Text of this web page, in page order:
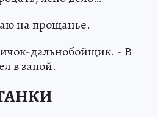
на прощанье.
дальнобойщик. - В
в запой.